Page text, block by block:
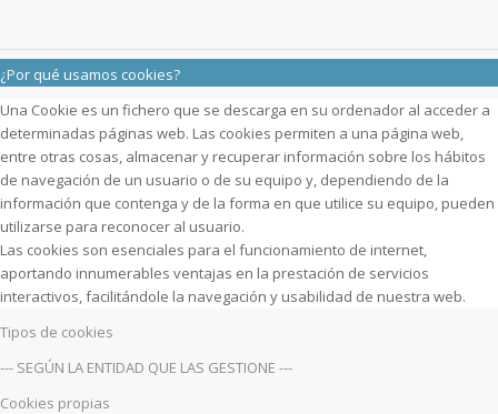
¿Por qué usamos cookies?
Una Cookie es un fichero que se descarga en su ordenador al acceder a
determinadas páginas web. Las cookies permiten a una página web,
entre otras cosas, almacenar y recuperar información sobre los hábitos
de navegación de un usuario o de su equipo y, dependiendo de la
información que contenga y de la forma en que utilice su equipo, pueden
utilizarse para reconocer al usuario.
Las cookies son esenciales para el funcionamiento de internet,
aportando innumerables ventajas en la prestación de servicios
interactivos, facilitándole la navegación y usabilidad de nuestra web.
Tipos de cookies
--- SEGÚN LA ENTIDAD QUE LAS GESTIONE ---
Cookies propias